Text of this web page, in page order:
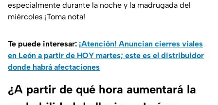
especialmente durante la noche y la madrugada del
miércoles ¡Toma nota!
Te puede interesar: ¡Atención! Anuncian cierres viales
en León a partir de HOY martes; este es el distribuidor
donde habrá afectaciones
¿A partir de qué hora aumentará la